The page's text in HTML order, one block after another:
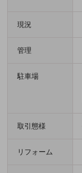
現況
管理
駐車場
取引態様
リフォーム